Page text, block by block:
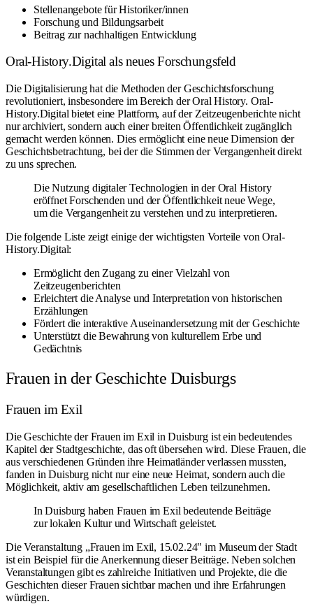
Stellenangebote für Historiker/innen
Forschung und Bildungsarbeit
Beitrag zur nachhaltigen Entwicklung
Oral-History.Digital als neues Forschungsfeld
Die Digitalisierung hat die Methoden der Geschichtsforschung
revolutioniert, insbesondere im Bereich der Oral History. Oral-
History.Digital bietet eine Plattform, auf der Zeitzeugenberichte nicht
nur archiviert, sondern auch einer breiten Öffentlichkeit zugänglich
gemacht werden können. Dies ermöglicht eine neue Dimension der
Geschichtsbetrachtung, bei der die Stimmen der Vergangenheit direkt
zu uns sprechen.
Die Nutzung digitaler Technologien in der Oral History
eröffnet Forschenden und der Öffentlichkeit neue Wege,
um die Vergangenheit zu verstehen und zu interpretieren.
Die folgende Liste zeigt einige der wichtigsten Vorteile von Oral-
History.Digital:
Ermöglicht den Zugang zu einer Vielzahl von
Zeitzeugenberichten
Erleichtert die Analyse und Interpretation von historischen
Erzählungen
Fördert die interaktive Auseinandersetzung mit der Geschichte
Unterstützt die Bewahrung von kulturellem Erbe und
Gedächtnis
Frauen in der Geschichte Duisburgs
Frauen im Exil
Die Geschichte der Frauen im Exil in Duisburg ist ein bedeutendes
Kapitel der Stadtgeschichte, das oft übersehen wird. Diese Frauen, die
aus verschiedenen Gründen ihre Heimatländer verlassen mussten,
fanden in Duisburg nicht nur eine neue Heimat, sondern auch die
Möglichkeit, aktiv am gesellschaftlichen Leben teilzunehmen.
In Duisburg haben Frauen im Exil bedeutende Beiträge
zur lokalen Kultur und Wirtschaft geleistet.
Die Veranstaltung „Frauen im Exil, 15.02.24" im Museum der Stadt
ist ein Beispiel für die Anerkennung dieser Beiträge. Neben solchen
Veranstaltungen gibt es zahlreiche Initiativen und Projekte, die die
Geschichten dieser Frauen sichtbar machen und ihre Erfahrungen
würdigen.